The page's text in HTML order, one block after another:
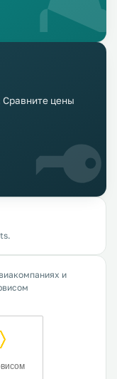
Сравните цены
и